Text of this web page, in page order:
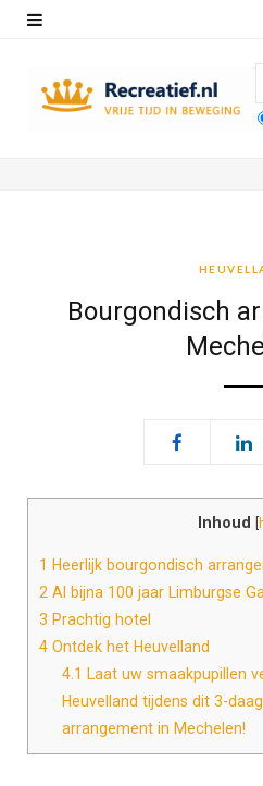
Bourgondisch
Inhoud
1 Heerlijk bourgondisch
2 Al bijna 100 jaar Limburgse
3 Prachtig hotel
4 Ontdek het Heuvelland
4.1 Laat uw smaakpupillen
Heuvelland tijdens dit 3-
arrangement in Mechelen!